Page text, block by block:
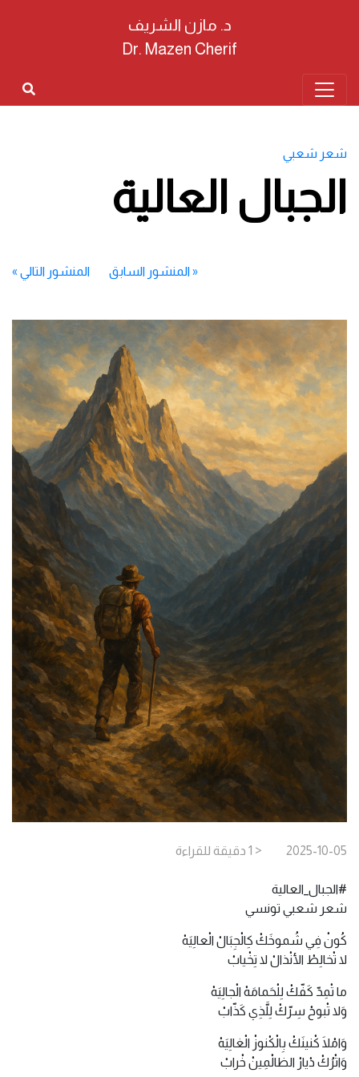
د. مازن الشريف
Dr. Mazen Cherif
شعر شعبي
الجبال العالية
«المنشور السابق المنشور التالي »
2025-10-05
< 1 دقيقة للقراءة
#الجبال_العالية
شعر شعبي تونسي
كُونْ فِي شُموخَكْ كِالْجِبَالْ الْعالِيَهْ
لا تْخالِطْ الأنْذالْ لا تِخْيابْ
ما تْمِدّ كَفّكْ لِلْحَمامَهْ الْجالِيَهْ
وَلا تْبوحْ سِرّكْ لِلَّذِي كَذّابْ
وَامْلَا كْنينَكْ بِالْكْنوزْ الْغالِيَهْ
وَاتْرُكْ دْيارْ الظالْمِينْ خْرابْ